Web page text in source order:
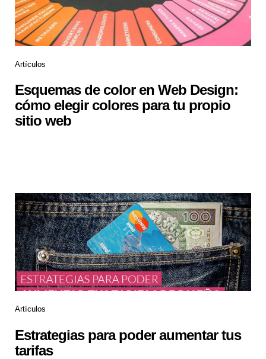
Artículos
Esquemas de color en Web Design:
cómo elegir colores para tu propio
sitio web
Artículos
Estrategias para poder aumentar tus
tarifas